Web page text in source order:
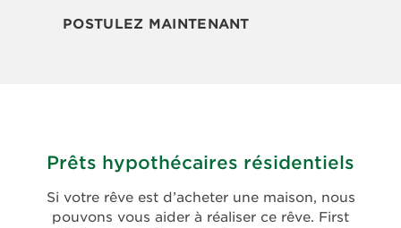
POSTULEZ MAINTENANT
Prêts hypothécaires résidentiels
Si votre rêve est d’acheter une maison, nous
pouvons vous aider à réaliser ce rêve. First